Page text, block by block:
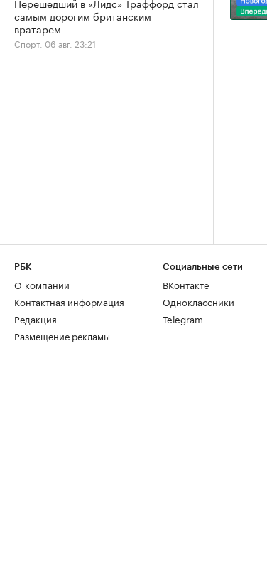
самым дорогим британским
вратарем
Спорт, 06 авг, 23:21
РБК
О компании
Контактная информация
Редакция
Размещение рекламы
Социальные сети
ВКонтакте
Одноклассники
Telegram